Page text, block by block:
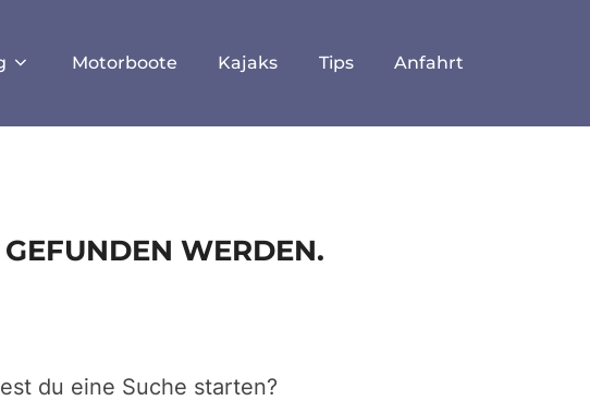
Motorboote Kajaks Tips Anfahrt
WERDEN.
du eine Suche starten?